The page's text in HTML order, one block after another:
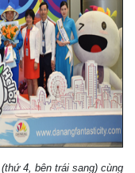
4, bên trái sang) cùng